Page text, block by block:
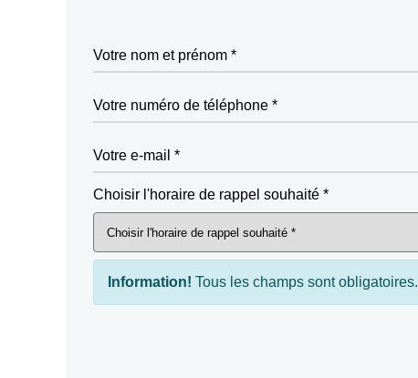
Votre nom et prénom *
Votre numéro de téléphone *
Votre e-mail *
Choisir l'horaire de rappel souhaité *
Information! Tous les champs sont obligatoires.